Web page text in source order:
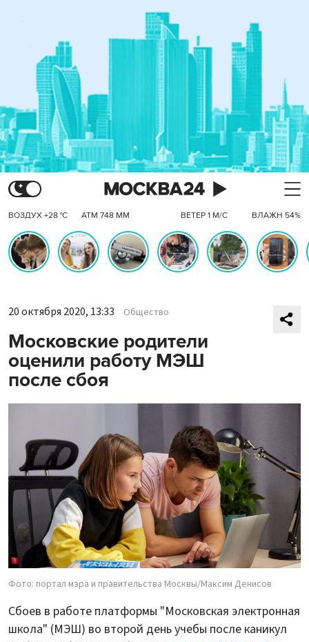
ВОЗДУХ +28 °C АТМ 748 ММ ВЕТЕР 1 М/С ВЛАЖН 54%
20 октября 2020, 13:33 Общество
Московские родители
оценили работу МЭШ
после сбоя
Фото: портал мэра и правительства Москвы/Максим Денисов
Сбоев в работе платформы "Московская электронная
школа" (МЭШ) во второй день учебы после каникул